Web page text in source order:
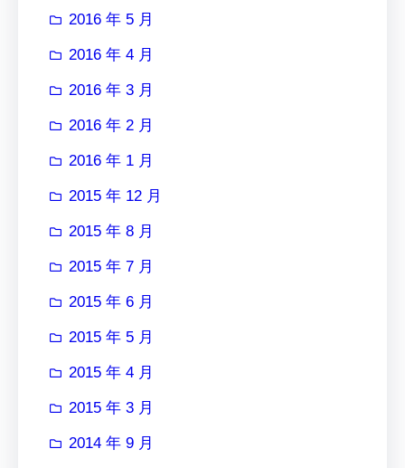
2016 年 5 月
2016 年 4 月
2016 年 3 月
2016 年 2 月
2016 年 1 月
2015 年 12 月
2015 年 8 月
2015 年 7 月
2015 年 6 月
2015 年 5 月
2015 年 4 月
2015 年 3 月
2014 年 9 月